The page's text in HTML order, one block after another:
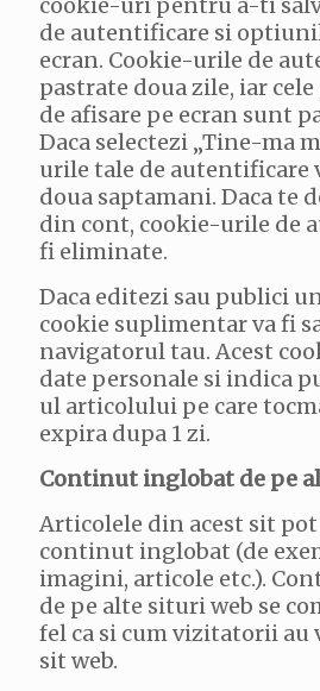
de autentificare si
ecran. Cookie-urile de
pastrate doua zile, iar
de afisare pe ecran sunt
Daca selectezi „Tine-ma
urile tale de autentificare
doua saptamani. Daca te
din cont, cookie-urile de
fi eliminate.
Daca editezi sau publici
cookie suplimentar va fi
navigatorul tau. Acest
date personale si indica
ul articolului pe care
expira dupa 1 zi.
Continut inglobat de pe
Articolele din acest sit
continut inglobat (de
imagini, articole etc.).
de pe alte situri web se
fel ca si cum vizitatorii au
sit web.